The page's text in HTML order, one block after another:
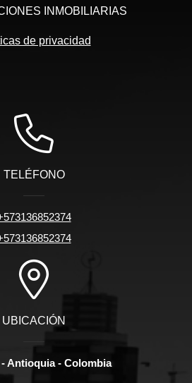
INMOBILIARIAS
de privacidad
TELÉFONO
UBICACIÓN
Antioquia - Colombia